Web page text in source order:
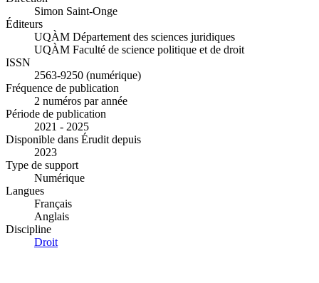
Simon Saint-Onge
Éditeurs
UQÀM Département des sciences juridiques
UQÀM Faculté de science politique et de droit
ISSN
2563-9250 (numérique)
Fréquence de publication
2 numéros par année
Période de publication
2021 - 2025
Disponible dans Érudit depuis
2023
Type de support
Numérique
Langues
Français
Anglais
Discipline
Droit